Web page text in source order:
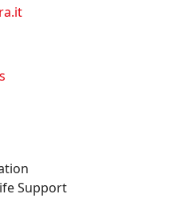
Support